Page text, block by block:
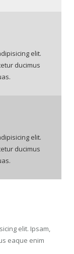
elit.
ducimus
elit.
ducimus
elit. Ipsam,
eaque enim